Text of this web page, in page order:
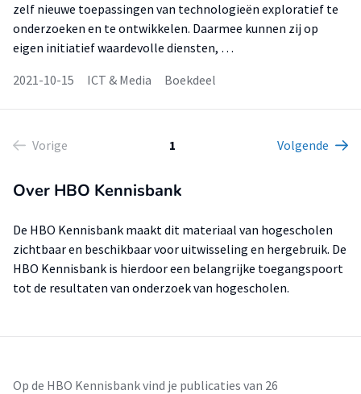
zelf nieuwe toepassingen van technologieën exploratief te
onderzoeken en te ontwikkelen. Daarmee kunnen zij op
eigen initiatief waardevolle diensten, …
2021-10-15
ICT & Media Boekdeel
Vorige 1 Volgende
Over HBO Kennisbank
De HBO Kennisbank maakt dit materiaal van hogescholen
zichtbaar en beschikbaar voor uitwisseling en hergebruik. De
HBO Kennisbank is hierdoor een belangrijke toegangspoort
tot de resultaten van onderzoek van hogescholen.
Op de HBO Kennisbank vind je publicaties van 26